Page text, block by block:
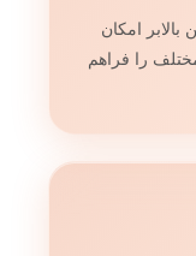
امکان
را فراهم